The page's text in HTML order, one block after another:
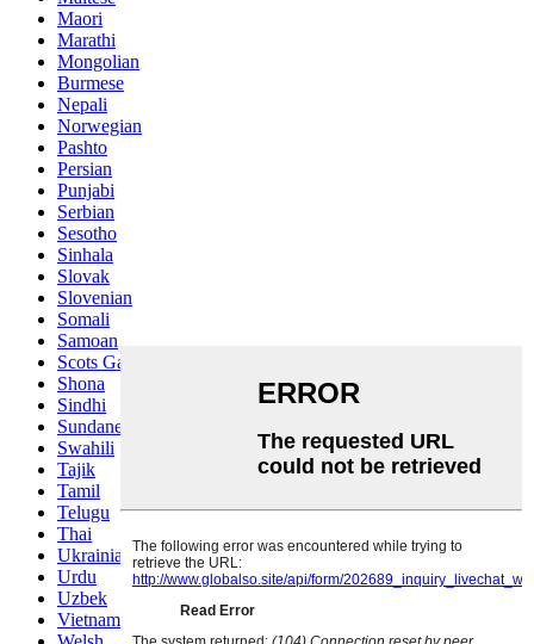
Maori
Marathi
Mongolian
Burmese
Nepali
Norwegian
Pashto
Persian
Punjabi
Serbian
Sesotho
Sinhala
Slovak
Slovenian
Somali
Samoan
Scots Gaelic
Shona
Sindhi
Sundanese
Swahili
Tajik
Tamil
Telugu
Thai
Ukrainian
Urdu
Uzbek
Vietnamese